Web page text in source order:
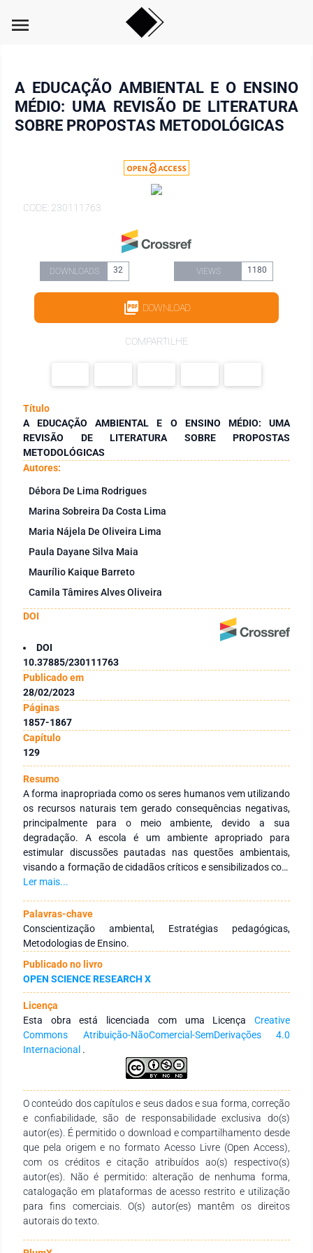
menu
A EDUCAÇÃO AMBIENTAL E O ENSINO
MÉDIO: UMA REVISÃO DE LITERATURA
SOBRE PROPOSTAS METODOLÓGICAS
CODE: 230111763
DOWNLOADS 32 VIEWS 1180
DOWNLOAD
COMPARTILHE
Título
A EDUCAÇÃO AMBIENTAL E O ENSINO MÉDIO: UMA
REVISÃO DE LITERATURA SOBRE PROPOSTAS
METODOLÓGICAS
Autores:
Débora De Lima Rodrigues
Marina Sobreira Da Costa Lima
Maria Nájela De Oliveira Lima
Paula Dayane Silva Maia
Maurílio Kaique Barreto
Camila Tâmires Alves Oliveira
DOI
DOI
10.37885/230111763
Publicado em
28/02/2023
Páginas
1857-1867
Capítulo
129
Resumo
A forma inapropriada como os seres humanos vem utilizando
os recursos naturais tem gerado consequências negativas,
principalmente para o meio ambiente, devido a sua
degradação. A escola é um ambiente apropriado para
estimular discussões pautadas nas questões ambientais,
visando a formação de cidadãos críticos e sensibilizados com
os problemas ambientais. Assim, o objetivo deste estudo foi
ambiental no Ensino Médio. Para isso foi realizada uma
revisão de literatura através de pesquisas no Google
Acadêmico, Scientific Electronic Library Online (SciELO) e
Portal de Periódicos da CAPES, utilizando a combinação dos
descritores Educação Ambiental, Estratégias de ensino,
Metodologias de Ensino e Ensino Médio. Foram avaliados
artigos publicados entre os anos de 2014 e 2022 e escritos
em língua portuguesa. Ao todo, foram analisados 140
artigos, dos quais foram selecionados 10 estudos cujas
metodologias voltadas para abordar a educação ambiental
se mostraram eficientes e aplicáveis em outras instituições de
Ensino Médio. Os resultados da pesquisa mostraram que o
didáticos, construção de horta, compostagem, roda de
conversa, palestras e construção de histórias em quadrinhos
foram eficientes e de fácil aplicação para abordar a educação
ambiental no Ensino Médio. Conclui-se assim que a utilização
de metodologias lúdicas voltadas para a educação ambiental
pode promover a sensibilização dos alunos e conscientizar os
mesmos sobre a responsabilidade de cada um com a
proteção e conservação do meio ambiente.
Ler mais...
Palavras-chave
Conscientização ambiental, Estratégias pedagógicas,
Metodologias de Ensino.
Publicado no livro
OPEN SCIENCE RESEARCH X
Licença
Esta obra está licenciada com uma Licença Creative
Commons Atribuição-NãoComercial-SemDerivações 4.0
Internacional .
O conteúdo dos capítulos e seus dados e sua forma, correção
e confiabilidade, são de responsabilidade exclusiva do(s)
autor(es). É permitido o download e compartilhamento desde
que pela origem e no formato Acesso Livre (Open Access),
com os créditos e citação atribuídos ao(s) respectivo(s)
autor(es). Não é permitido: alteração de nenhuma forma,
catalogação em plataformas de acesso restrito e utilização
para fins comerciais. O(s) autor(es) mantêm os direitos
autorais do texto.